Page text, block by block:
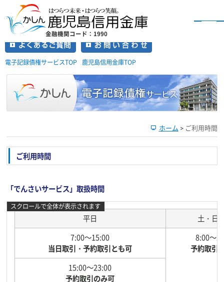
金融機関コード：1990
かしん インターネットバンキングのご案内
電子記録債権サービスTOP 鹿児島信用金庫TOP
ホーム > ご利用時間
ご利用時間
「でんさいサービス」取扱時間
平日
土・日
7:00～15:00
当日取引・予約取引とも可
8:00～
予約取引
15:00～23:00
予約取引のみ可